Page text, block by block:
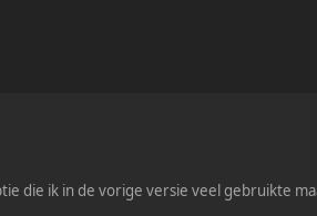
die ik in de vorige versie veel gebruikte